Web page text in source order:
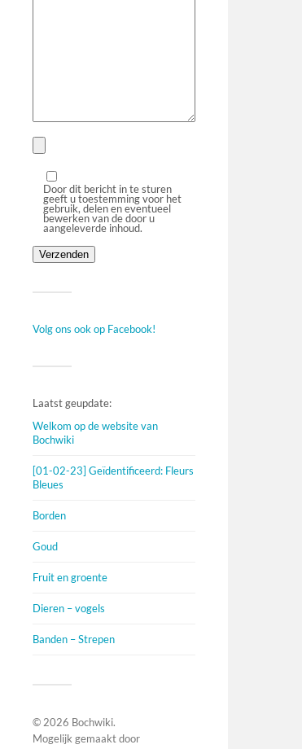
Door dit bericht in te sturen
geeft u toestemming voor het
gebruik, delen en eventueel
bewerken van de door u
aangeleverde inhoud.
Volg ons ook op Facebook!
Laatst geupdate:
Welkom op de website van
Bochwiki
[01-02-23] Geïdentificeerd: Fleurs
Bleues
Borden
Goud
Fruit en groente
Dieren – vogels
Banden – Strepen
© 2026 Bochwiki.
Mogelijk gemaakt door